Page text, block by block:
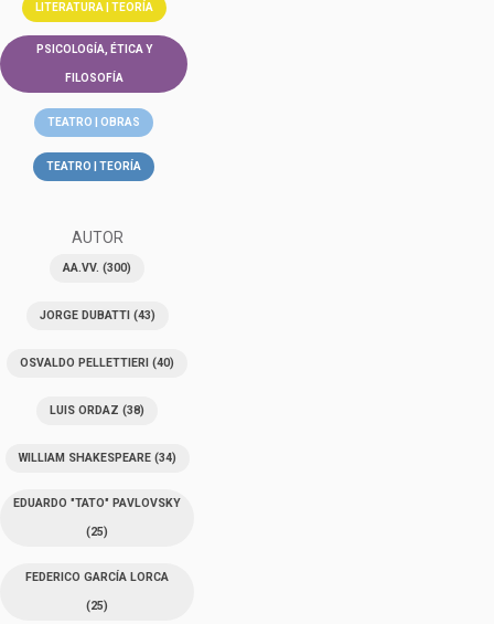
LITERATURA | TEORÍA
PSICOLOGÍA, ÉTICA Y
FILOSOFÍA
TEATRO | OBRAS
TEATRO | TEORÍA
AUTOR
AA.VV. (300)
JORGE DUBATTI(43)
OSVALDO PELLETTIERI (40)
LUIS ORDAZ (38)
WILLIAM SHAKESPEARE(34)
EDUARDO "TATO" PAVLOVSKY
(25)
FEDERICO GARCÍA LORCA
(25)